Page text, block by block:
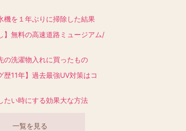
機を１年ぶりに掃除した結果
】無料の高速道路ミュージアム/
の洗濯物入れに買ったもの
歴11年】過去最強UV対策はコ
たい時にする効果大な方法
一覧を見る